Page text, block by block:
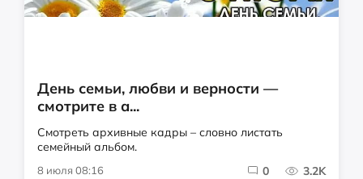
День семьи, любви и верности —
смотрите в а...
Смотреть архивные кадры – словно листать
семейный альбом.
8 июля 08:16 0 3.2K